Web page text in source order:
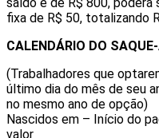
fixa de R$ 50, totalizando
CALENDÁRIO DO
(Trabalhadores que
último dia do mês de seu
no mesmo ano de opção)
Nascidos em – Início do
valor